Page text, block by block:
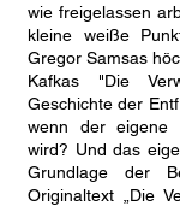
wie freigelassen
kleine weiße
Gregor Samsas
Kafkas "Die
Geschichte der
wenn der eigene
wird? Und das
Grundlage der
Originaltext „Die